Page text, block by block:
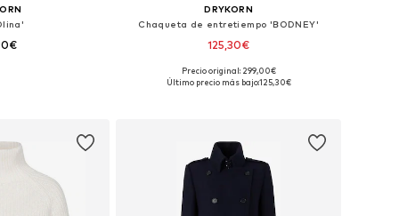
DRYKORN
Chaqueta de entretiempo 'BODNEY'
125,30€
Tallas disponibles: XS, M, L, XL
Precio original: 299,00€
Último precio más bajo:125,30€